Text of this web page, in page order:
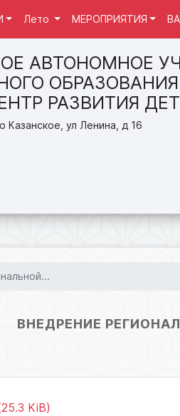
АВТОНОМНОЕ
ОБРАЗОВАНИЯ
РАЗВИТИЯ
ул Ленина, д 16
Лето МЕРОПРИЯТИЯ
ВНЕДРЕНИЕ
KiB)